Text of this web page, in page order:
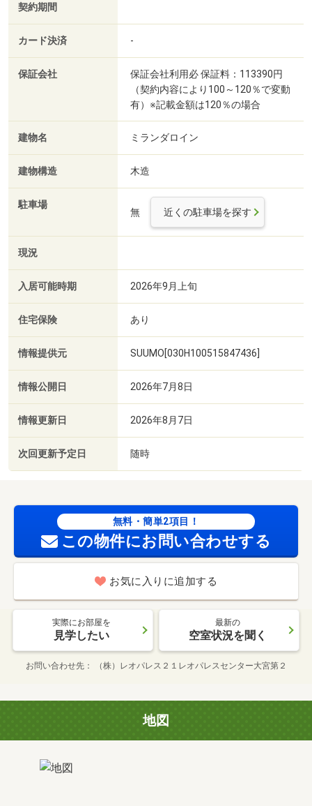
契約期間
カード決済 -
保証会社
保証会社利用必 保証料：113390円
（契約内容により100～120％で変動
有）※記載金額は120％の場合
建物名 ミランダロイン
建物構造 木造
駐車場
無 近くの駐車場を探す
現況
入居可能時期 2026年9月上旬
住宅保険 あり
情報提供元 SUUMO[030H100515847436]
情報公開日 2026年7月8日
情報更新日 2026年8月7日
次回更新予定日 随時
無料・簡単2項目！
この物件にお問い合わせする
お気に入りに追加する
実際にお部屋を
見学したい
最新の
空室状況を聞く
お問い合わせ先 （株）レオパレス２１レオパレスセンター大宮第２
地図